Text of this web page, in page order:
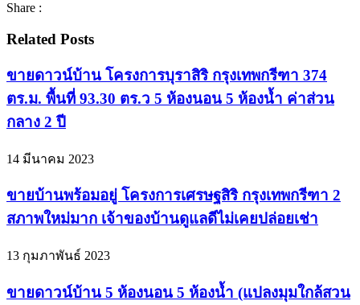
Share :
Related Posts
ขายดาวน์บ้าน โครงการบุราสิริ กรุงเทพกรีฑา 374
ตร.ม. พื้นที่ 93.30 ตร.ว 5 ห้องนอน 5 ห้องน้ำ ค่าส่วน
กลาง 2 ปี
14 มีนาคม 2023
ขายบ้านพร้อมอยู่ โครงการเศรษฐสิริ กรุงเทพกรีฑา 2
สภาพใหม่มาก เจ้าของบ้านดูแลดีไม่เคยปล่อยเช่า
13 กุมภาพันธ์ 2023
ขายดาวน์บ้าน 5 ห้องนอน 5 ห้องน้ำ (แปลงมุมใกล้สวน